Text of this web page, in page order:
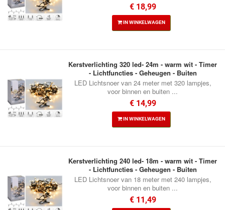
€ 18,99
IN WINKELWAGEN
Kerstverlichting 320 led- 24m - warm wit - Timer
- Lichtfuncties - Geheugen - Buiten
LED Lichtsnoer van 24 meter met 320 lampjes,
voor binnen en buiten ...
€ 14,99
IN WINKELWAGEN
Kerstverlichting 240 led- 18m - warm wit - Timer
- Lichtfuncties - Geheugen - Buiten
LED Lichtsnoer van 18 meter met 240 lampjes,
voor binnen en buiten ...
€ 11,49